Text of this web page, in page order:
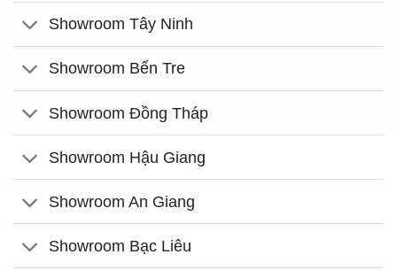
Showroom Tây Ninh
Showroom Bến Tre
Showroom Đồng Tháp
Showroom Hậu Giang
Showroom An Giang
Showroom Bạc Liêu